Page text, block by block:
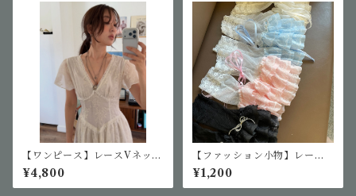
【ワンピース】レースVネック
ワンピース
¥4,800
【ファッション小物】レース
アップリボンアームカバー
¥1,200